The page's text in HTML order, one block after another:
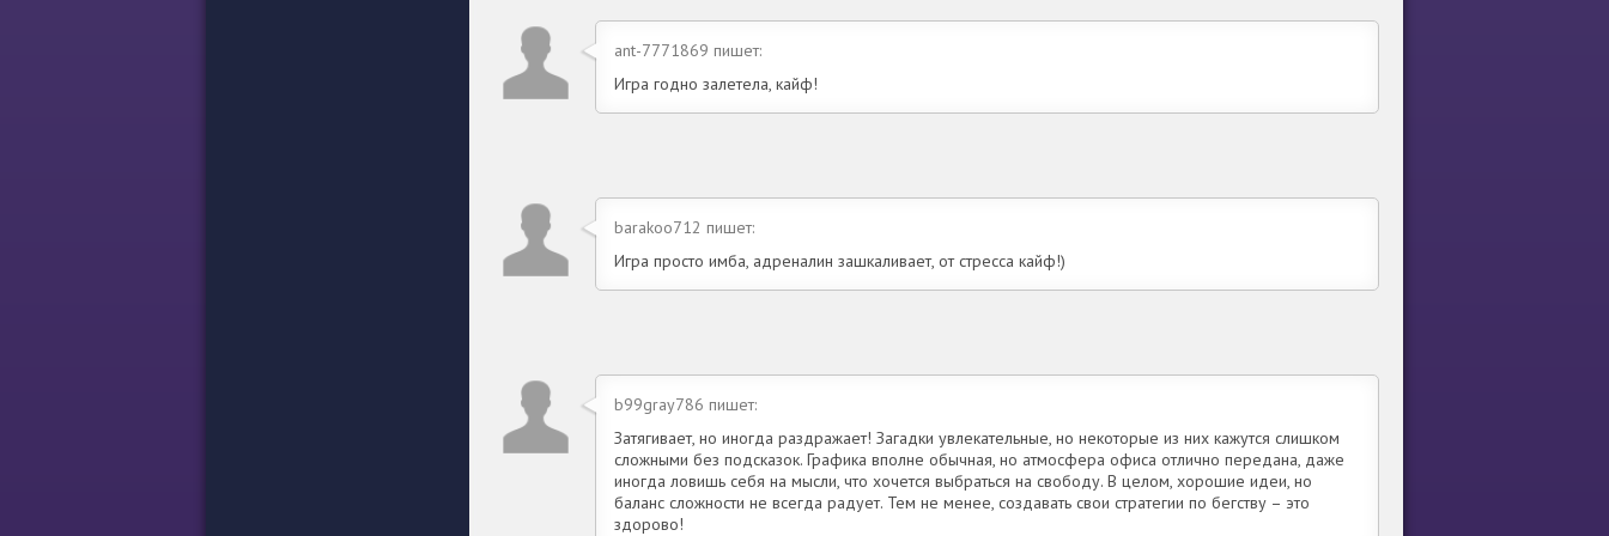
ant-7771869 пишет:
Игра годно залетела, кайф!
barakoo712 пишет:
Игра просто имба, адреналин зашкаливает, от стресса кайф!)
b99gray786 пишет:
Затягивает, но иногда раздражает! Загадки увлекательные, но некоторые из них кажутся слишком
сложными без подсказок. Графика вполне обычная, но атмосфера офиса отлично передана, даже
иногда ловишь себя на мысли, что хочется выбраться на свободу. В целом, хорошие идеи, но
баланс сложности не всегда радует. Тем не менее, создавать свои стратегии по бегству – это
здорово!